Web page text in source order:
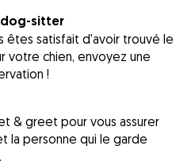
dog-sitter
êtes satisfait d'avoir trouvé le
votre chien, envoyez une
!
& greet pour vous assurer
la personne qui le garde